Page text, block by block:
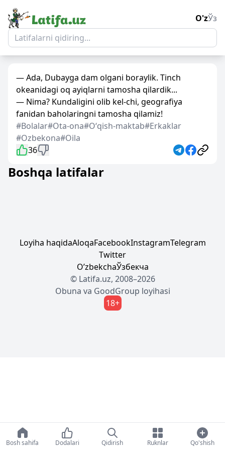
O'zЎз
— Ada, Dubayga dam olgani boraylik. Tinch
okeanidagi oq ayiqlarni tamosha qilardik...
— Nima? Kundaligini olib kel-chi, geografiya
fanidan baholaringni tamosha qilamiz!
#Bolalar#Ota-ona#Oʻqish-maktab#Erkaklar
#Ozbekona#Oila
36
Boshqa latifalar
Loyiha haqidaAloqaFacebookInstagramTelegram
Twitter
OʼzbekchaЎзбекча
© Latifa.uz, 2008–2026
Obuna va GoodGroup loyihasi
18+
Bosh sahifa Dodalari Qidirish Ruknlar Qo'shish